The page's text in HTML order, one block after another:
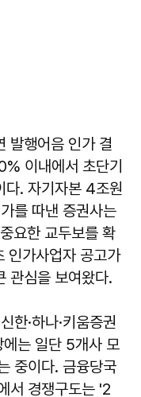
발행어음 인가 결
이내에서 초단기
다. 자기자본 4조원
를 따낸 증권사는
요한 교두보를 확
인가사업자 공고가
관심을 보여왔다.
한·하나·키움증권
는 일단 5개사 모
중이다. 금융당국
서 경쟁구도는 '2